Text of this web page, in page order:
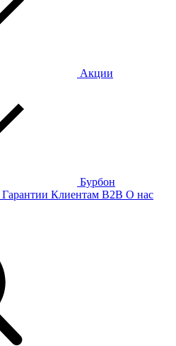
Акции
Бурбон
Гарантии Клиентам B2B О нас